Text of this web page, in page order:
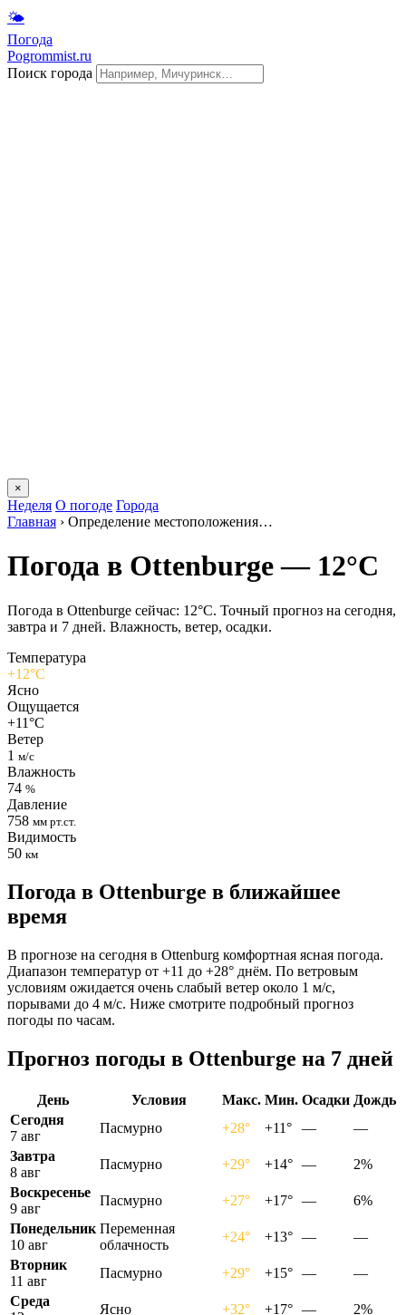
🌤
Погода
Pogrommist.ru
Поиск города
×
Неделя О погоде Города
Главная › Определение местоположения…
Погода в Ottenburgе — 12°C
Погода в Ottenburgе сейчас: 12°C. Точный прогноз на сегодня,
завтра и 7 дней. Влажность, ветер, осадки.
Температура
+12°C
Ясно
Ощущается
+11°C
Ветер
1 м/с
Влажность
74 %
Давление
758 мм рт.ст.
Видимость
50 км
Погода в Ottenburgе в ближайшее
время
В прогнозе на сегодня в Ottenburg комфортная ясная погода.
Диапазон температур от +11 до +28° днём. По ветровым
условиям ожидается очень слабый ветер около 1 м/с,
порывами до 4 м/с. Ниже смотрите подробный прогноз
погоды по часам.
Прогноз погоды в Ottenburgе на 7 дней
День Условия Макс. Мин. Осадки Дождь
Сегодня
7 авг
Пасмурно +28° +11° —
—
Завтра
8 авг
Пасмурно +29° +14° —
2%
Воскресенье
9 авг
Пасмурно +27° +17° —
6%
Понедельник
10 авг
Переменная
облачность
+24° +13° —
—
Вторник
11 авг
Пасмурно +29° +15° —
—
Среда
Ясно +32° +17° —
2%